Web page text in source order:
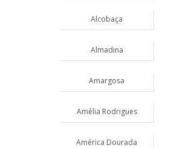
Alcobaça
Almadina
Amargosa
Amélia Rodrigues
América Dourada